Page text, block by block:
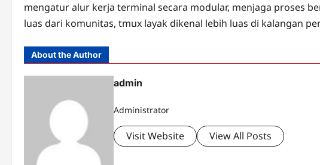
mengatur alur kerja terminal secara modular, menjaga proses
luas dari komunitas, tmux layak dikenal lebih luas di kalangan
About the Author
admin
Administrator
Visit Website View All Posts